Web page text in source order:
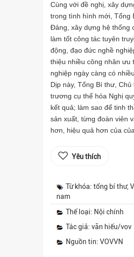
Cùng với đề nghị, xây
trong tình hình mới, Tổng
Đảng, xây dựng hệ thống
làm tốt công tác tuyên
động, đạo đức nghề
thiệu nhiều công nhân ưu
nghiệp ngày càng có
Dịp này, Tổng Bí thư,
trương cụ thể hóa Nghị
kết quả; làm sao để tinh
sản xuất, từng đoàn viên
hơn, hiệu quả hơn của
Yêu thích
Từ khóa: tổng bí thư,
nam
Thể loại: Nội chính
Tác giả: văn hiếu/vov
Nguồn tin: VOVVN